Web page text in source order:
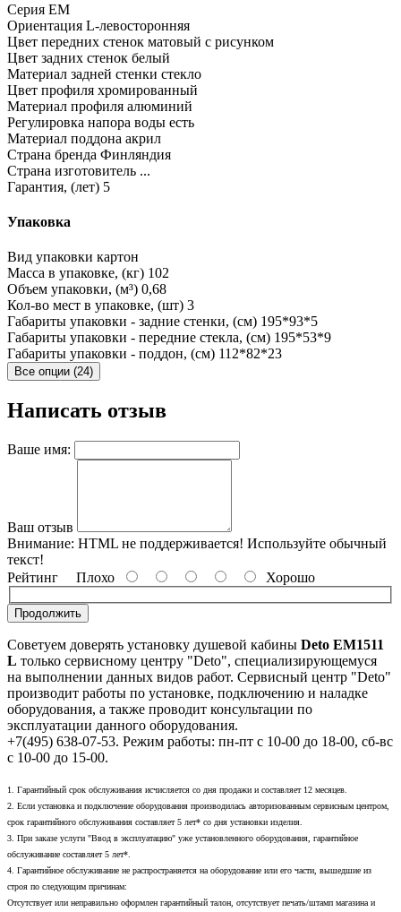
Серия EM
Ориентация L-левосторонняя
Цвет передних стенок матовый с рисунком
Цвет задних стенок белый
Материал задней стенки стекло
Цвет профиля хромированный
Материал профиля алюминий
Регулировка напора воды есть
Материал поддона акрил
Страна бренда Финляндия
Страна изготовитель ...
Гарантия, (лет) 5
Упаковка
Вид упаковки картон
Масса в упаковке, (кг) 102
Объем упаковки, (м³) 0,68
Кол-во мест в упаковке, (шт) 3
Габариты упаковки - задние стенки, (см) 195*93*5
Габариты упаковки - передние стекла, (см) 195*53*9
Габариты упаковки - поддон, (см) 112*82*23
Все опции (24)
Написать отзыв
Ваше имя:
Ваш отзыв
Внимание: HTML не поддерживается! Используйте обычный
текст!
Рейтинг Плохо Хорошо
Продолжить
Советуем доверять установку душевой кабины Deto ЕМ1511
L только сервисному центру "Deto", специализирующемуся
на выполнении данных видов работ. Сервисный центр "Deto"
производит работы по установке, подключению и наладке
оборудования, а также проводит консультации по
эксплуатации данного оборудования.
+7(495) 638-07-53. Режим работы: пн-пт с 10-00 до 18-00, сб-вс
с 10-00 до 15-00.
1. Гарантийный срок обслуживания исчисляется со дня продажи и составляет 12 месяцев.
2. Если установка и подключение оборудования производилась авторизованным сервисным центром,
срок гарантийного обслуживания составляет 5 лет* со дня установки изделия.
3. При заказе услуги "Ввод в эксплуатацию" уже установленного оборудования, гарантийное
обслуживание составляет 5 лет*.
4. Гарантийное обслуживание не распространяется на оборудование или его части, вышедшие из
строя по следующим причинам:
Отсутствует или неправильно оформлен гарантийный талон, отсутствует печать/штамп магазина и